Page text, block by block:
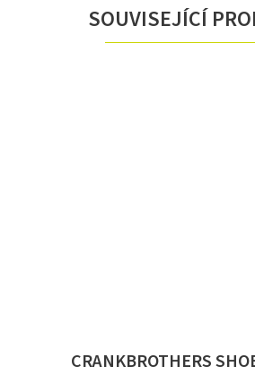
SOUVISEJÍCÍ
CRANKBROTHERS